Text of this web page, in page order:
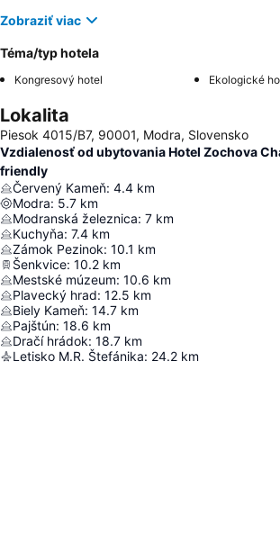
Zobraziť viac
Téma/typ hotela
Kongresový hotel Ekologické
Lokalita
Piesok 4015/B7, 90001, Modra, Slovensko
Vzdialenosť od ubytovania Hotel Zochova
friendly
Červený Kameň: 4.4 km
Modra: 5.7 km
Modranská železnica: 7 km
Kuchyňa: 7.4 km
Zámok Pezinok: 10.1 km
Šenkvice: 10.2 km
Mestské múzeum: 10.6 km
Plavecký hrad: 12.5 km
Biely Kameň: 14.7 km
Pajštún: 18.6 km
Dračí hrádok: 18.7 km
Letisko M.R. Štefánika: 24.2 km